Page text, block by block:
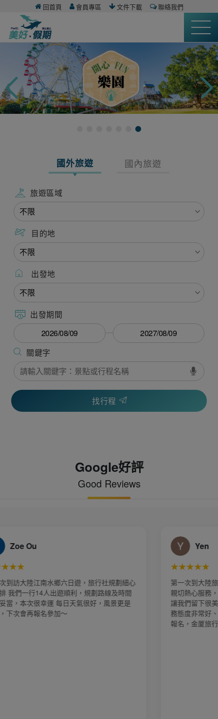
回首頁 會員專區 文件下載 聯絡我們
國外旅遊 國內旅遊
旅遊區域
目的地
出發地
出發期間
找行程
Google好評
Good Reviews
第一次到大陸旅遊昆大麗8天之旅，謝謝導遊白白
親切熱心服務，幫我跟先生拍了好多漂亮的照片，
讓我們留下很美好的回憶，業務 郭賢齊小帥哥服
務態度非常好、有問必答 行程確實不錯，請找他